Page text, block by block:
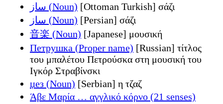
ساز (Noun) [Ottoman Turkish] σάζι
ساز (Noun) [Persian] σάζι
音楽 (Noun) [Japanese] μουσική
Петрушка (Proper name) [Russian] τίτλος
του μπαλέτου Πετρούσκα στη μουσική του
Ιγκόρ Στραβίνσκι
џез (Noun) [Serbian] η τζαζ
Άβε Μαρία … αγγλικό κόρνο (21 senses)